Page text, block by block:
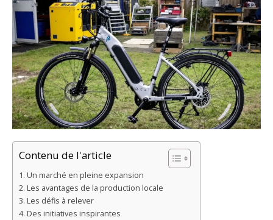
Contenu de l'article
Un marché en pleine expansion
Les avantages de la production locale
Les défis à relever
Des initiatives inspirantes